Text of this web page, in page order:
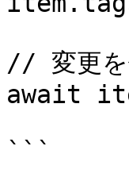
// 変更を
await
```